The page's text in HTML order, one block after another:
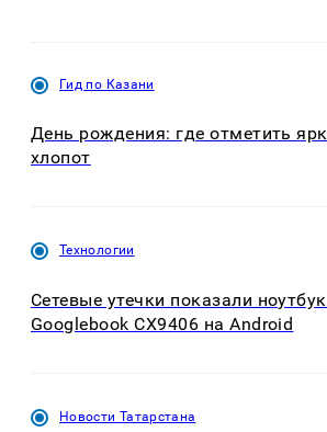
Гид по Казани
День рождения: где отметить
хлопот
Технологии
Сетевые утечки показали
Googlebook CX9406 на Android
Новости Татарстана